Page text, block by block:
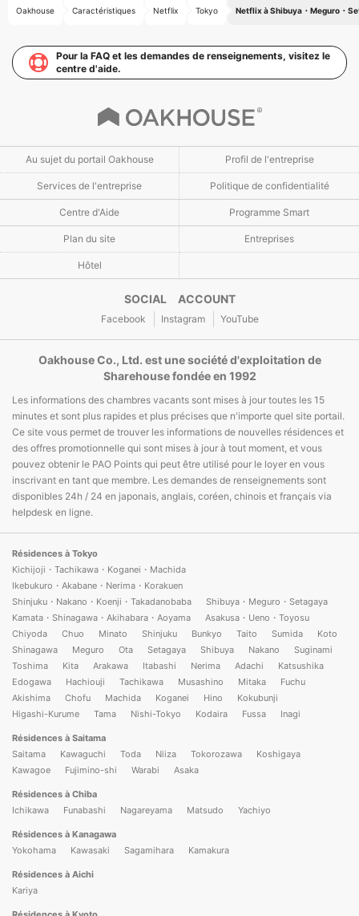
Oakhouse Caractéristiques Netflix Tokyo Netflix à Shibuya・Meguro・
Pour la FAQ et les demandes de renseignements, visitez le
centre d'aide.
Au sujet du portail Oakhouse Profil de l'entreprise
Services de l'entreprise Politique de confidentialité
Centre d'Aide Programme Smart
Plan du site Entreprises
Hôtel
SOCIAL ACCOUNT
Facebook Instagram YouTube
Oakhouse Co., Ltd. est une société d'exploitation de
Sharehouse fondée en 1992
Les informations des chambres vacants sont mises à jour toutes les 15
minutes et sont plus rapides et plus précises que n'importe quel site portail.
Ce site vous permet de trouver les informations de nouvelles résidences et
des offres promotionnelle qui sont mises à jour à tout moment, et vous
pouvez obtenir le PAO Points qui peut être utilisé pour le loyer en vous
inscrivant en tant que membre. Les demandes de renseignements sont
disponibles 24h / 24 en japonais, anglais, coréen, chinois et français via
helpdesk en ligne.
Résidences à Tokyo
Kichijoji・Tachikawa・Koganei・Machida
Ikebukuro・Akabane・Nerima・Korakuen
Shinjuku・Nakano・Koenji・Takadanobaba
Shibuya・Meguro・Setagaya
Kamata・Shinagawa・Akihabara・Aoyama
Asakusa・Ueno・Toyosu
Chiyoda
Chuo Minato Shinjuku Bunkyo Taito Sumida
Koto
Shinagawa
Meguro Ota Setagaya Shibuya Nakano
Suginami
Toshima
Kita Arakawa Itabashi Nerima Adachi
Katsushika
Edogawa
Hachiouji Tachikawa Musashino Mitaka
Fuchu
Akishima
Chofu Machida Koganei Hino
Kokubunji
Higashi-Kurume
Tama Nishi-Tokyo Kodaira Fussa Inagi
Résidences à Saitama
Saitama
Kawaguchi Toda Niiza Tokorozawa
Koshigaya
Kawagoe
Fujimino-shi Warabi Asaka
Résidences à Chiba
Ichikawa
Funabashi Nagareyama Matsudo Yachiyo
Résidences à Kanagawa
Yokohama
Kawasaki Sagamihara Kamakura
Résidences à Aichi
Kariya